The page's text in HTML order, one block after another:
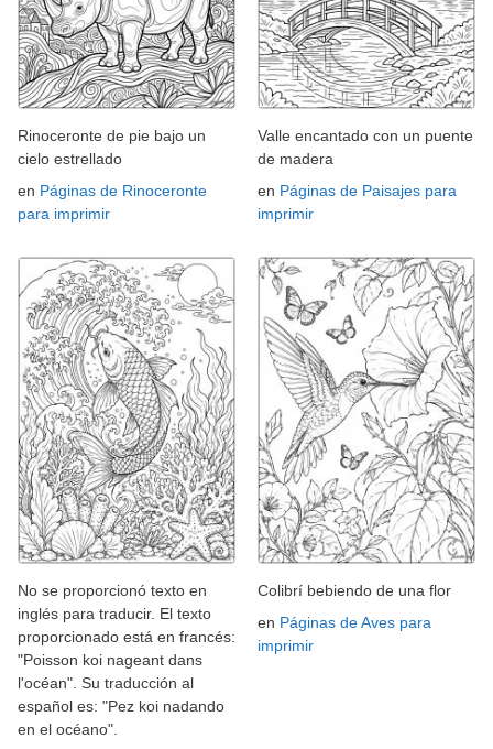
Rinoceronte de pie bajo un
cielo estrellado
en Páginas de Rinoceronte
para imprimir
Valle encantado con un puente
de madera
en Páginas de Paisajes para
imprimir
No se proporcionó texto en
inglés para traducir. El texto
proporcionado está en francés:
"Poisson koi nageant dans
l'océan". Su traducción al
español es: "Pez koi nadando
en el océano".
Colibrí bebiendo de una flor
en Páginas de Aves para
imprimir